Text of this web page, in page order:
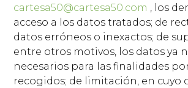
cartesa50@cartesa50.com , los
acceso a los datos tratados; de
datos erróneos o inexactos; de
entre otros motivos, los datos ya
necesarios para las finalidades
recogidos; de limitación, en cuyo